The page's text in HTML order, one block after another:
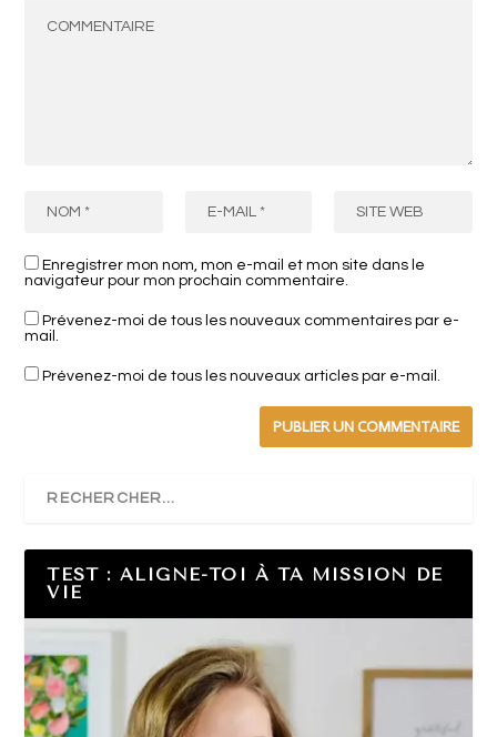
Enregistrer mon nom, mon e-mail et mon site dans le
navigateur pour mon prochain commentaire.
Prévenez-moi de tous les nouveaux commentaires par e-
mail.
Prévenez-moi de tous les nouveaux articles par e-mail.
TEST : ALIGNE-TOI À TA MISSION DE
VIE